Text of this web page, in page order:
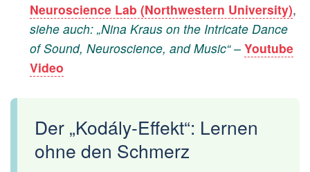
Neuroscience Lab (Northwestern University),
siehe auch: „Nina Kraus on the Intricate Dance
of Sound, Neuroscience, and Music“ –Youtube
Video
Der „Kodály-Effekt“: Lernen
ohne den Schmerz